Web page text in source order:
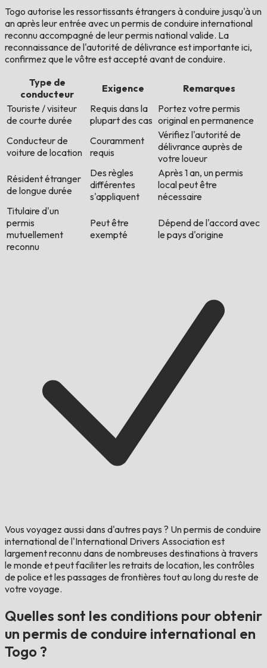
Togo autorise les ressortissants étrangers à conduire jusqu'à un
an après leur entrée avec un permis de conduire international
reconnu accompagné de leur permis national valide. La
reconnaissance de l'autorité de délivrance est importante ici,
confirmez que le vôtre est accepté avant de conduire.
Type de
conducteur
Exigence
Remarques
Touriste / visiteur
de courte durée
Requis dans la
plupart des cas
Portez votre permis
original en permanence
Conducteur de
voiture de location
Couramment
requis
Vérifiez l'autorité de
délivrance auprès de
votre loueur
Résident étranger
de longue durée
Des règles
différentes
s'appliquent
Après 1 an, un permis
local peut être
nécessaire
Titulaire d'un
permis
mutuellement
reconnu
Peut être
exempté
Dépend de l'accord avec
le pays d'origine
Vous voyagez aussi dans d'autres pays ? Un permis de conduire
international de l'International Drivers Association est
largement reconnu dans de nombreuses destinations à travers
le monde et peut faciliter les retraits de location, les contrôles
de police et les passages de frontières tout au long du reste de
votre voyage.
Quelles sont les conditions pour obtenir
un permis de conduire international en
Togo ?